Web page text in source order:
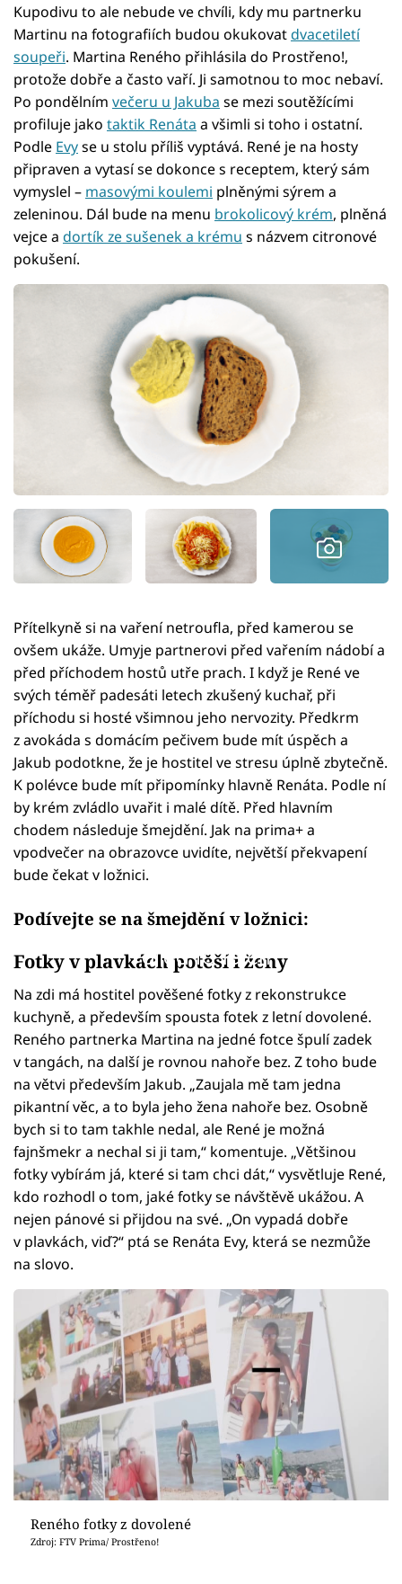
Kupodivu to ale nebude ve chvíli, kdy mu partnerku
Martinu na fotografiích budou okukovatdvacetiletí
soupeři. Martina Reného přihlásila do Prostřeno!,
protože dobře a často vaří. Ji samotnou to moc nebaví.
Po pondělním večeru u Jakuba se mezi soutěžícími
profiluje jako taktik Renáta a všimli si toho i ostatní.
Podle Evyse u stolu příliš vyptává. René je na hosty
připraven a vytasí se dokonce s receptem, který sám
vymyslel – masovými koulemi plněnými sýrem a
zeleninou. Dál bude na menu brokolicový krém, plněná
vejce a dortík ze sušenek a krému s názvem citronové
pokušení.
Přítelkyně si na vaření netroufla, před kamerou se
ovšem ukáže. Umyje partnerovi před vařením nádobí a
před příchodem hostů utře prach. I když je René ve
svých téměř padesáti letech zkušený kuchař, při
příchodu si hosté všimnou jeho nervozity. Předkrm
z avokáda s domácím pečivem bude mít úspěch a
Jakub podotkne, že je hostitel ve stresu úplně zbytečně.
K polévce bude mít připomínky hlavně Renáta. Podle ní
by krém zvládlo uvařit i malé dítě. Před hlavním
chodem následuje šmejdění. Jak na prima+ a
vpodvečer na obrazovce uvidíte, největší překvapení
bude čekat v ložnici.
Podívejte se na šmejdění v ložnici:
Failed to fetch
Fotky v plavkách potěší i ženy
Na zdi má hostitel pověšené fotky z rekonstrukce
kuchyně, a především spousta fotek z letní dovolené.
Reného partnerka Martina na jedné fotce špulí zadek
v tangách, na další je rovnou nahoře bez. Z toho bude
na větvi především Jakub. „Zaujala mě tam jedna
pikantní věc, a to byla jeho žena nahoře bez. Osobně
bych si to tam takhle nedal, ale René je možná
fajnšmekr a nechal si ji tam,“ komentuje. „Většinou
fotky vybírám já, které si tam chci dát,“ vysvětluje René,
kdo rozhodl o tom, jaké fotky se návštěvě ukážou. A
nejen pánové si přijdou na své. „On vypadá dobře
v plavkách, viď?“ ptá se Renáta Evy, která se nezmůže
na slovo.
Reného fotky z dovolené
Zdroj: FTV Prima/ Prostřeno!